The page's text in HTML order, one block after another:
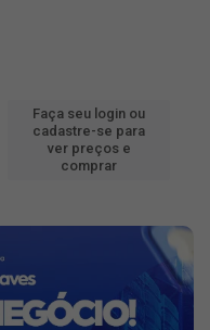
Faça seu login ou
cadastre-se para
ver preços e
comprar